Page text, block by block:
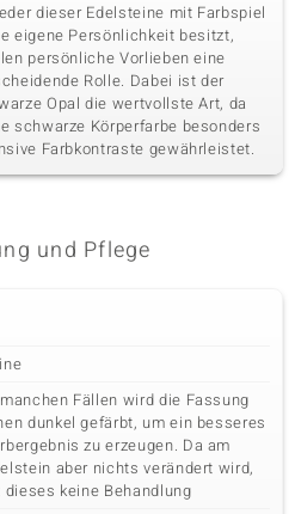
dieser Edelsteine mit Farbspiel
eigene Persönlichkeit besitzt,
persönliche Vorlieben eine
Rolle. Dabei ist der
Opal die wertvollste Art, da
schwarze Körperfarbe besonders
Farbkontraste gewährleistet.
und Pflege
Fällen wird die Fassung
dunkel gefärbt, um ein besseres
zu erzeugen. Da am
aber nichts verändert wird,
dieses keine Behandlung